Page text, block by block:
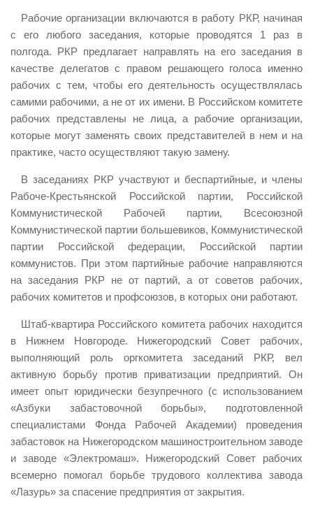
Рабочие организации включаются в работу РКР, начиная
с его любого заседания, которые проводятся 1 раз в
полгода. РКР предлагает направлять на его заседания в
качестве делегатов с правом решающего голоса именно
рабочих с тем, чтобы его деятельность осуществлялась
самими рабочими, а не от их имени. В Российском комитете
рабочих представлены не лица, а рабочие организации,
которые могут заменять своих представителей в нем и на
практике, часто осуществляют такую замену.
В заседаниях РКР участвуют и беспартийные, и члены
Рабоче-Крестьянской Российской партии, Российской
Коммунистической Рабочей партии, Всесоюзной
Коммунистической партии большевиков, Коммунистической
партии Российской федерации, Российской партии
коммунистов. При этом партийные рабочие направляются
на заседания РКР не от партий, а от советов рабочих,
рабочих комитетов и профсоюзов, в которых они работают.
Штаб-квартира Российского комитета рабочих находится
в Нижнем Новгороде. Нижегородский Совет рабочих,
выполняющий роль оргкомитета заседаний РКР, вел
активную борьбу против приватизации предприятий. Он
имеет опыт юридически безупречного (с использованием
«Азбуки забастовочной борьбы», подготовленной
специалистами Фонда Рабочей Академии) проведения
забастовок на Нижегородском машиностроительном заводе
и заводе «Электромаш». Нижегородский Совет рабочих
всемерно помогал борьбе трудового коллектива завода
«Лазурь» за спасение предприятия от закрытия.